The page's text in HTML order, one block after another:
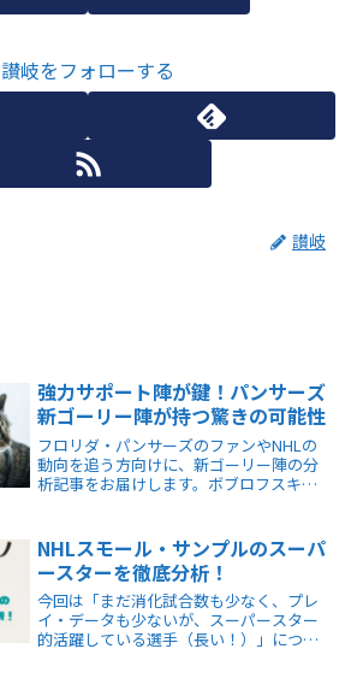
讃岐をフォローする
讃岐
強力サポート陣が鍵！パンサーズ
新ゴーリー陣が持つ驚きの可能性
フロリダ・パンサーズのファンやNHLの
動向を追う方向けに、新ゴーリー陣の分
析記事をお届けします。ボブロフスキー
を期待できる理由をデータで解説。チー
ムの新たな強みが分かります。
NHLスモール・サンプルのスーパ
ースターを徹底分析！
今回は「まだ消化試合数も少なく、プレ
イ・データも少ないが、スーパースター
的活躍している選手（長い！）」につい